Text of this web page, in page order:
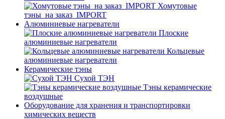
Хомутовые
тэны_на заказ_IMPORT
Алюминиевые нагреватели
Плоские
алюминиевые нагреватели
Кольцевые
алюминиевые нагреватели
Керамические тэны
Сухой ТЭН
Тэны керамические
воздушные
Оборудование для хранения и транспортировки
химических веществ